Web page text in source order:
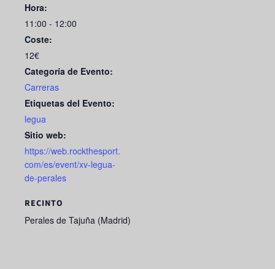
Hora:
11:00 - 12:00
Coste:
12€
Categoría de Evento:
Carreras
Etiquetas del Evento:
legua
Sitio web:
https://web.rockthesport.
com/es/event/xv-legua-
de-perales
RECINTO
Perales de Tajuña (Madrid)